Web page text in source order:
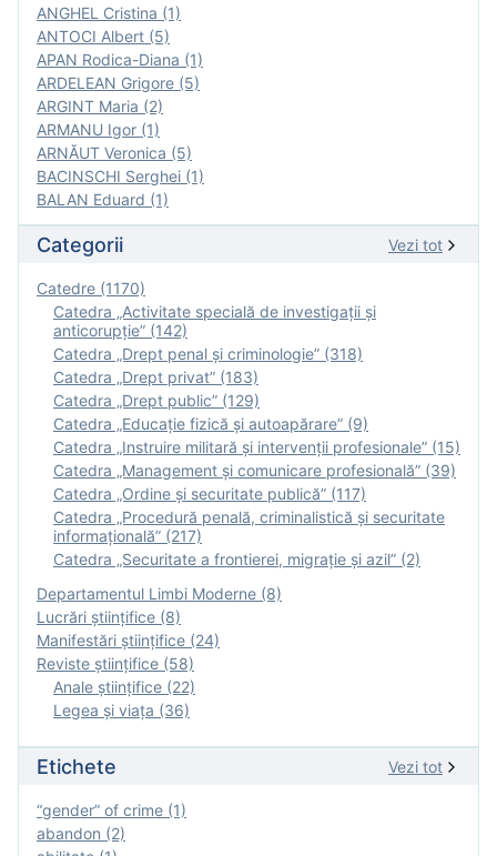
ANGHEL Cristina (1)
ANTOCI Albert (5)
APAN Rodica-Diana (1)
ARDELEAN Grigore (5)
ARGINT Maria (2)
ARMANU Igor (1)
ARNĂUT Veronica (5)
BACINSCHI Serghei (1)
BALAN Eduard (1)
Categorii Vezi tot
Catedre (1170)
Catedra „Activitate specială de investigaţii şi
anticorupție” (142)
Catedra „Drept penal și criminologie” (318)
Catedra „Drept privat” (183)
Catedra „Drept public” (129)
Catedra „Educație fizică şi autoapărare” (9)
Catedra „Instruire militară şi intervenţii profesionale” (15)
Catedra „Management și comunicare profesională” (39)
Catedra „Ordine și securitate publică” (117)
Catedra „Procedură penală, criminalistică și securitate
informațională” (217)
Catedra „Securitate a frontierei, migrație și azil” (2)
Departamentul Limbi Moderne (8)
Lucrări științifice (8)
Manifestări ştiinţifice (24)
Reviste ştiinţifice (58)
Anale ştiinţifice (22)
Legea şi viaţa (36)
Etichete Vezi tot
“gender” of crime (1)
abandon (2)